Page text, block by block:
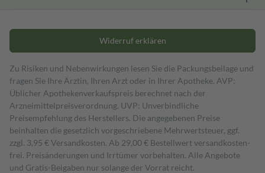
Widerruf erklären
Zu Risiken und Nebenwirkungen lesen Sie die Packungsbeilage und
fragen Sie Ihre Ärztin, Ihren Arzt oder in Ihrer Apotheke. AVP:
Üblicher Apothekenverkaufspreis berechnet nach der
Arzneimittelpreisverordnung. UVP: Unverbindliche
Preisempfehlung des Herstellers. Die angegebenen Preise
beinhalten die gesetzlich vorgeschriebene Mehrwertsteuer, ggf.
zzgl. 3,95 € Versandkosten. Ab 29,00 € Bestell­wert versand­kosten­
frei. Preisänderungen und Irrtümer vorbehalten. Alle Angebote
und Gratis-Beigaben nur solange der Vorrat reicht.